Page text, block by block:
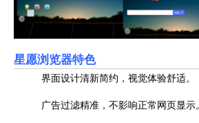
星愿浏览器特色
界面设计清新简约，视觉体验舒适。
广告过滤精准，不影响正常网页显示。